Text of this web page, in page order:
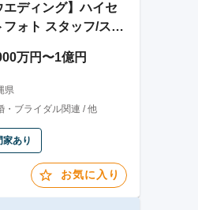
エディング】ハイセ
フォト スタッフ/スタ
万円〜1億円
県
・ブライダル関連 / 他
家あり
お気に入り